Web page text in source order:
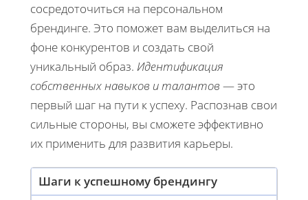
сосредоточиться на персональном
брендинге. Это поможет вам выделиться на
фоне конкурентов и создать свой
уникальный образ. Идентификация
собственных навыков и талантов — это
первый шаг на пути к успеху. Распознав свои
сильные стороны, вы сможете эффективно
их применить для развития карьеры.
Шаги к успешному брендингу